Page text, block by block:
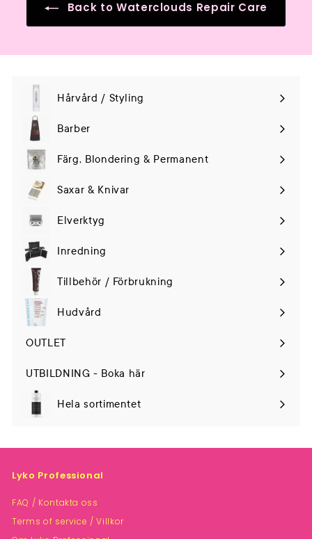
Back to Waterclouds Repair Care
Hårvård / Styling
Expand
submenuBarber
Färg, Blondering & Permanent
Saxar & Knivar
Elverktyg
Expand
submenuInredning
Tillbehör / Förbrukning
Hudvård
Expand
submenu
OUTLET
UTBILDNING - Boka här
Hela sortimentet
Lyko Professional
FAQ / Kontakta oss
Terms of service / Villkor